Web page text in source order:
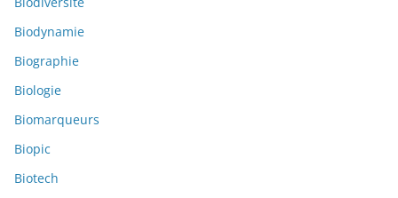
Biodynamie
Biographie
Biologie
Biomarqueurs
Biopic
Biotech